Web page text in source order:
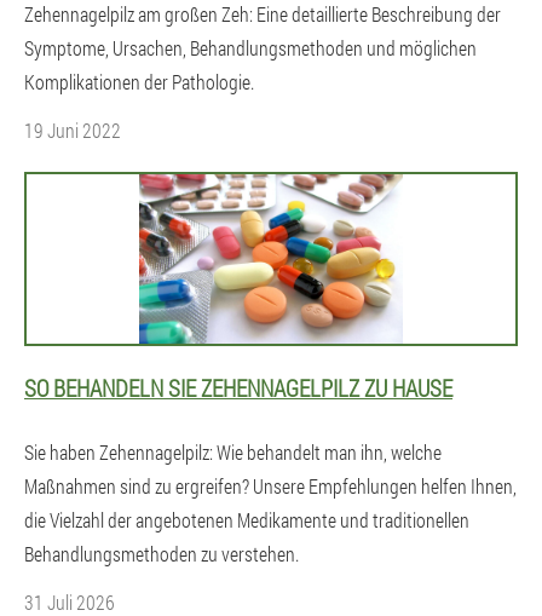
Zehennagelpilz am großen Zeh: Eine detaillierte Beschreibung der
Symptome, Ursachen, Behandlungsmethoden und möglichen
Komplikationen der Pathologie.
19 Juni 2022
SO BEHANDELN SIE ZEHENNAGELPILZ ZU HAUSE
Sie haben Zehennagelpilz: Wie behandelt man ihn, welche
Maßnahmen sind zu ergreifen? Unsere Empfehlungen helfen Ihnen,
die Vielzahl der angebotenen Medikamente und traditionellen
Behandlungsmethoden zu verstehen.
31 Juli 2026